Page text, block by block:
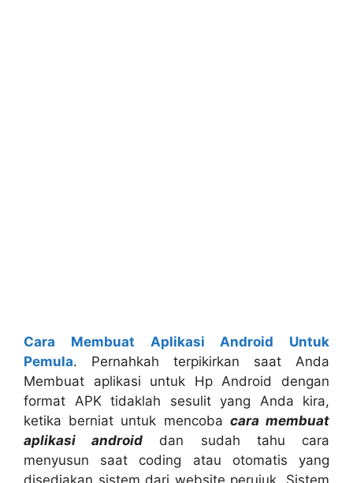
Cara Membuat Aplikasi Android Untuk
Pemula. Pernahkah terpikirkan saat Anda
Membuat aplikasi untuk Hp Android dengan
format APK tidaklah sesulit yang Anda kira,
ketika berniat untuk mencoba cara membuat
aplikasi android dan sudah tahu cara
menyusun saat coding atau otomatis yang
disediakan sistem dari website perujuk. Sistem